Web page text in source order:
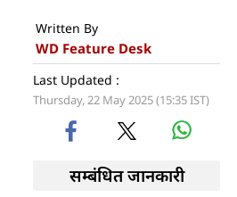
Written By
WD Feature Desk
Last Updated :
Thursday, 22 May 2025 (15:35 IST)
सम्बंधित जानकारी